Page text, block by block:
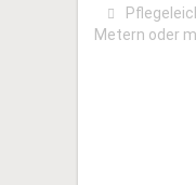
Metern oder